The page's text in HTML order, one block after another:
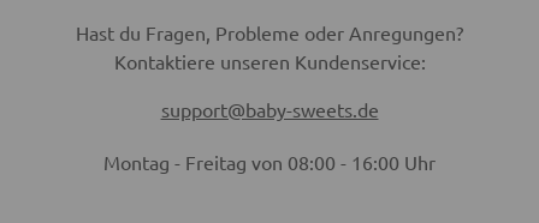
Hast du Fragen, Probleme oder Anregungen?
Kontaktiere unseren Kundenservice:
support@baby-sweets.de
Montag - Freitag von 08:00 - 16:00 Uhr